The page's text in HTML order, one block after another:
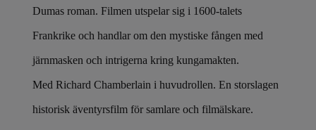
Dumas roman. Filmen utspelar sig i 1600-talets
Frankrike och handlar om den mystiske fången med
järnmasken och intrigerna kring kungamakten.
Med Richard Chamberlain i huvudrollen. En storslagen
historisk äventyrsfilm för samlare och filmälskare.